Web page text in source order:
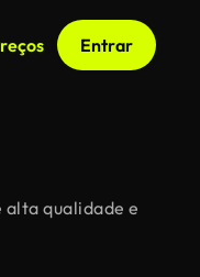
Entrar
qualidade e